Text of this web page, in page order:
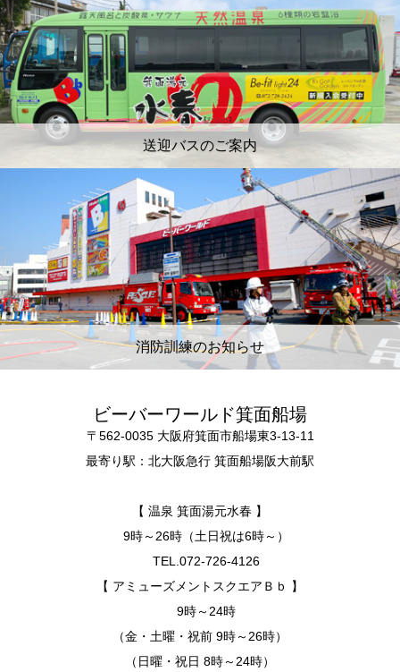
送迎バスのご案内
消防訓練のお知らせ
ビーバーワールド箕面船場
〒562-0035 大阪府箕面市船場東3-13-11
最寄り駅：北大阪急行 箕面船場阪大前駅
【 温泉 箕面湯元水春 】
9時～26時（土日祝は6時～）
TEL.072-726-4126
【 アミューズメントスクエアＢｂ 】
9時～24時
（金・土曜・祝前 9時～26時）
（日曜・祝日 8時～24時）